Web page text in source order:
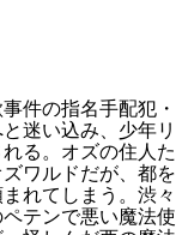
件の指名手配犯・
迷い込み、少年リ
る。オズの住人た
ワルドだが、都を
れてしまう。渋々
テンで悪い魔法使